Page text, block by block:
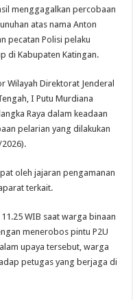
menggagalkan percobaan
atas nama Anton
pecatan Polisi pelaku
di Kabupaten Katingan.
Wilayah Direktorat Jenderal
I Putu Murdiana
Raya dalam keadaan
pelarian yang dilakukan
oleh jajaran pengamanan
terkait.
WIB saat warga binaan
menerobos pintu P2U
upaya tersebut, warga
petugas yang berjaga di